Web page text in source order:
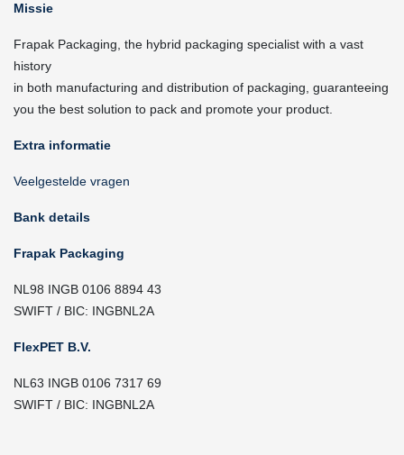
Missie
Frapak Packaging, the hybrid packaging specialist with a vast
history
in both manufacturing and distribution of packaging, guaranteeing
you the best solution to pack and promote your product.
Extra informatie
Veelgestelde vragen
Bank details
Frapak Packaging
NL98 INGB 0106 8894 43
SWIFT / BIC: INGBNL2A
FlexPET B.V.
NL63 INGB 0106 7317 69
SWIFT / BIC: INGBNL2A